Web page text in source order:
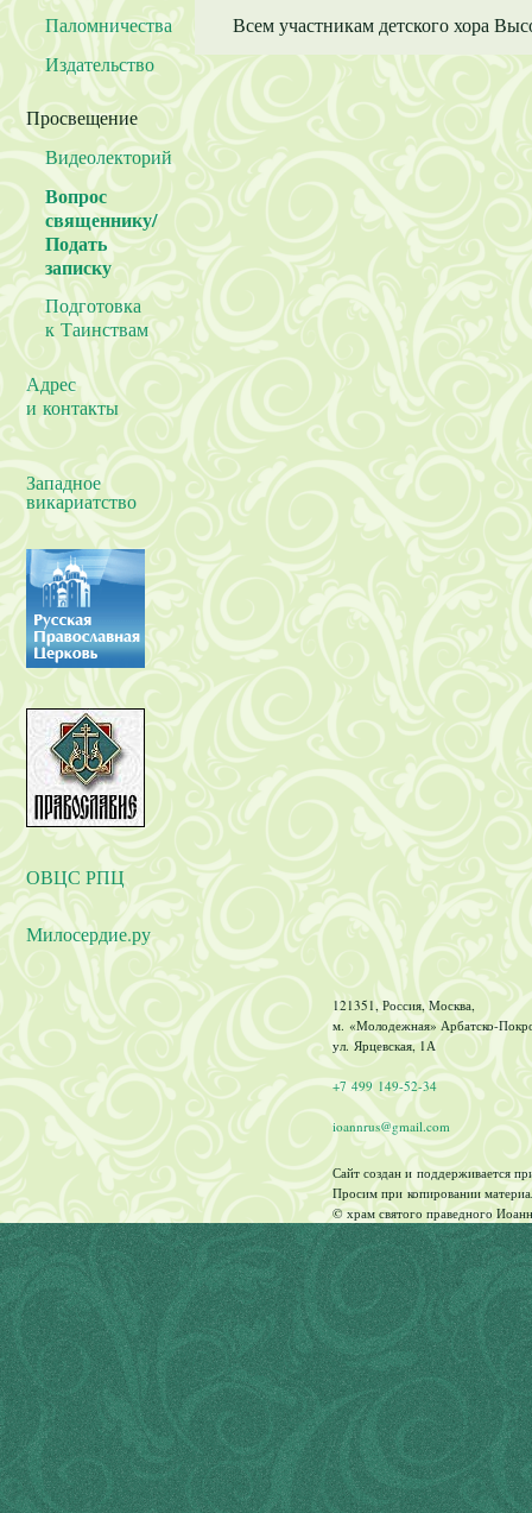
Паломничества
Издательство
Просвещение
Видеолекторий
Вопрос
священнику/
Подать
записку
Подготовка
к Таинствам
Адрес
и контакты
Западное
викариатство
ОВЦС РПЦ
Милосердие.ру
Всем участникам детского хора
121351, Россия, Москва,
м. «Молодежная» Арбатско-
ул. Ярцевская, 1А
+7 499 149-52-34
ioannrus@gmail.com
Сайт создан и поддерживается
Просим при копировании
© храм святого праведного